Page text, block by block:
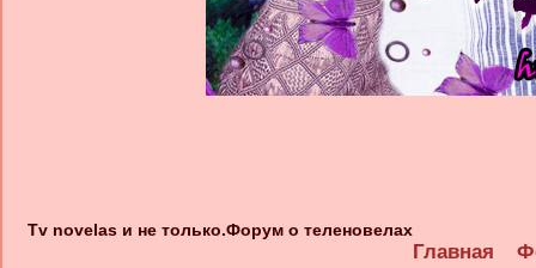
Tv novelas и не только.Форум о теленовелах
Главная